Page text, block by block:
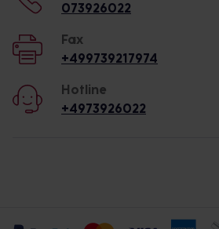
073926022
Fax
+499739217974
Hotline
+4973926022